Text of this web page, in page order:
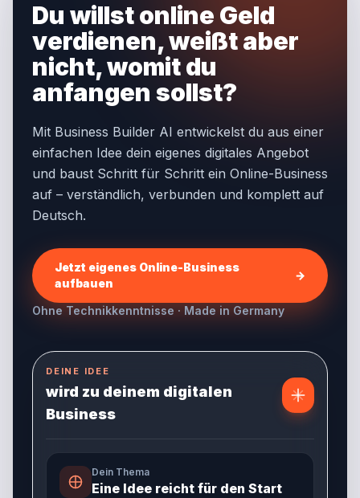
Du willst online Geld
verdienen, weißt aber
nicht, womit du
anfangen sollst?
Mit Business Builder AI entwickelst du aus einer
einfachen Idee dein eigenes digitales Angebot
und baust Schritt für Schritt ein Online-Business
auf – verständlich, verbunden und komplett auf
Deutsch.
Jetzt eigenes Online-Business
aufbauen
→
Ohne Technikkenntnisse · Made in Germany
DEINE IDEE
wird zu deinem digitalen
Business
Dein Thema
Eine Idee reicht für den Start